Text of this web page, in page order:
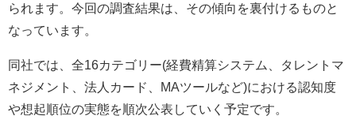
られます。今回の調査結果は、その傾向を裏付けるものと
なっています。
同社では、全16カテゴリー(経費精算システム、タレントマ
ネジメント、法人カード、MAツールなど)における認知度
や想起順位の実態を順次公表していく予定です。